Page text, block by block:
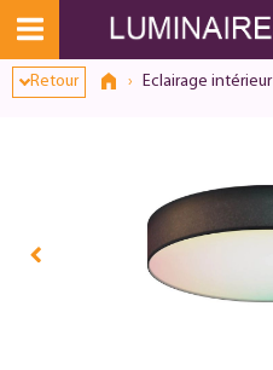
Retour Eclairage intérieur
Dialogue de consentement ouvert